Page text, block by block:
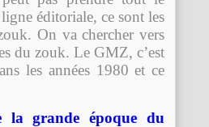
éditoriale, ce sont les
On va chercher vers
du zouk. Le GMZ, c’est
les années 1980 et ce
la grande époque du